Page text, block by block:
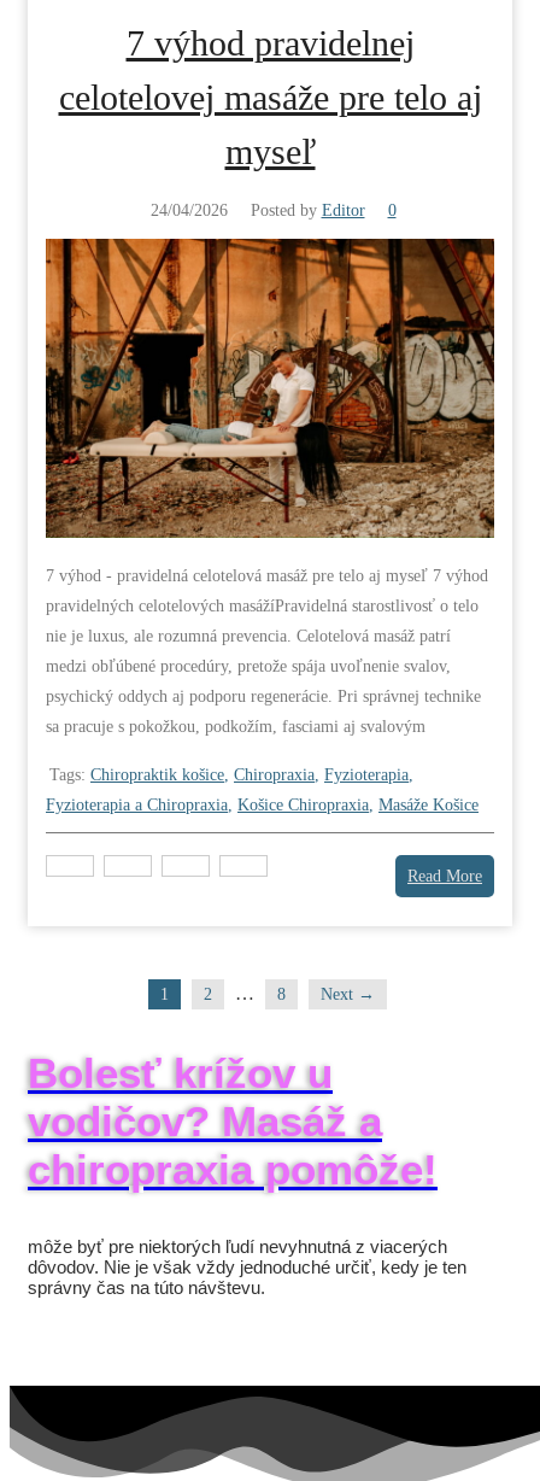
7 výhod pravidelnej
celotelovej masáže pre telo aj
myseľ
24/04/2026 Posted by Editor 0
7 výhod - pravidelná celotelová masáž pre telo aj myseľ 7 výhod
pravidelných celotelových masážíPravidelná starostlivosť o telo
nie je luxus, ale rozumná prevencia. Celotelová masáž patrí
medzi obľúbené procedúry, pretože spája uvoľnenie svalov,
psychický oddych aj podporu regenerácie. Pri správnej technike
sa pracuje s pokožkou, podkožím, fasciami aj svalovým
Tags: Chiropraktik košice Chiropraxia Fyzioterapia
Fyzioterapia a Chiropraxia Košice Chiropraxia Masáže Košice
Read More
1 2 … 8 Next →
Bolesť krížov u
vodičov? Masáž a
chiropraxia pomôže!
môže byť pre niektorých ľudí nevyhnutná z viacerých
dôvodov. Nie je však vždy jednoduché určiť, kedy je ten
správny čas na túto návštevu.